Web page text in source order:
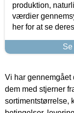
produktion,
værdier
her for at se
Vi har
dem med stjerner
sortimentstørrelse,